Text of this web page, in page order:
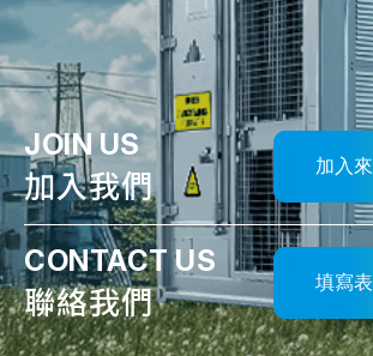
JOIN US
加入我們
加入
CONTACT US
聯絡我們
填寫